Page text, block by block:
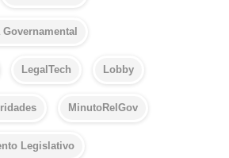
LegalTech Lobby
MinutoRelGov
Legislativo